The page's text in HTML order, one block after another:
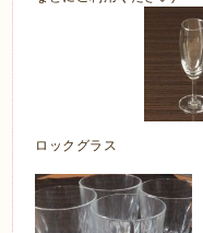
ロックグラス
5個